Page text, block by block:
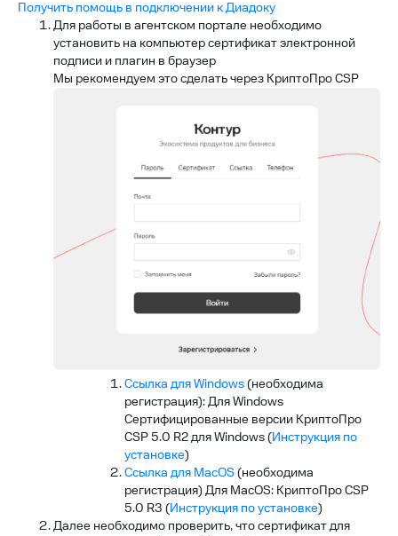
Получить помощь в подключении к Диадоку
Для работы в агентском портале необходимо
установить на компьютер сертификат электронной
подписи и плагин в браузер
Мы рекомендуем это сделать через КриптоПро CSP
Ссылка для Windows(необходима
регистрация): Для Windows
Сертифицированные версии КриптоПро
CSP 5.0 R2 для Windows (Инструкция по
установке)
Ссылка для MacOS (необходима
регистрация) Для MacOS: КриптоПро CSP
5.0 R3 (Инструкция по установке)
Далее необходимо проверить, что сертификат для